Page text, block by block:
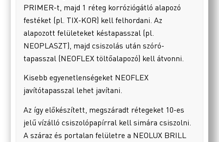
PRIMER-t, majd 1 réteg korróziógátló alapozó
festéket (pl. TIX-KOR) kell felhordani. Az
alapozott felületeket késtapasszal (pl.
NEOPLASZT), majd csiszolás után szóró-
tapasszal (NEOFLEX töltőalapozó) kell átvonni.
Kisebb egyenetlenségeket NEOFLEX
javítótapasszal lehet javítani.
Az így előkészített, megszáradt rétegeket 10-es
jelű vízálló csiszolópapírral kell simára csiszolni.
A száraz és portalan felületre a NEOLUX BRILL